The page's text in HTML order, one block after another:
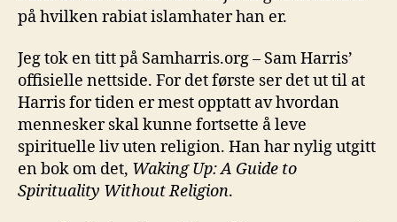
på hvilken rabiat islamhater han er.
Jeg tok en titt på Samharris.org – Sam Harris’
offisielle nettside. For det første ser det ut til at
Harris for tiden er mest opptatt av hvordan
mennesker skal kunne fortsette å leve
spirituelle liv uten religion. Han har nylig utgitt
en bok om det, Waking Up: A Guide to
Spirituality Without Religion.